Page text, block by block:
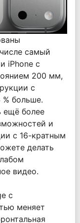
самый
iPhone с
200 мм,
с
больше.
ещё более
и
с 16-кратным
делать
видео.
с
меняет